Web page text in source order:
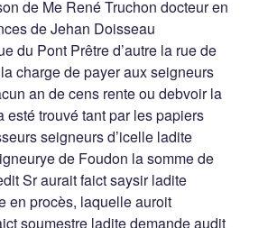
de Me René Truchon docteur en
de Jehan Doisseau
du Pont Prêtre d’autre la rue de
charge de payer aux seigneurs
an de cens rente ou debvoir la
trouvé tant par les papiers
seigneurs d’icelle ladite
de Foudon la somme de
Sr aurait faict saysir ladite
en procès, laquelle auroit
soumestre ladite demande audit